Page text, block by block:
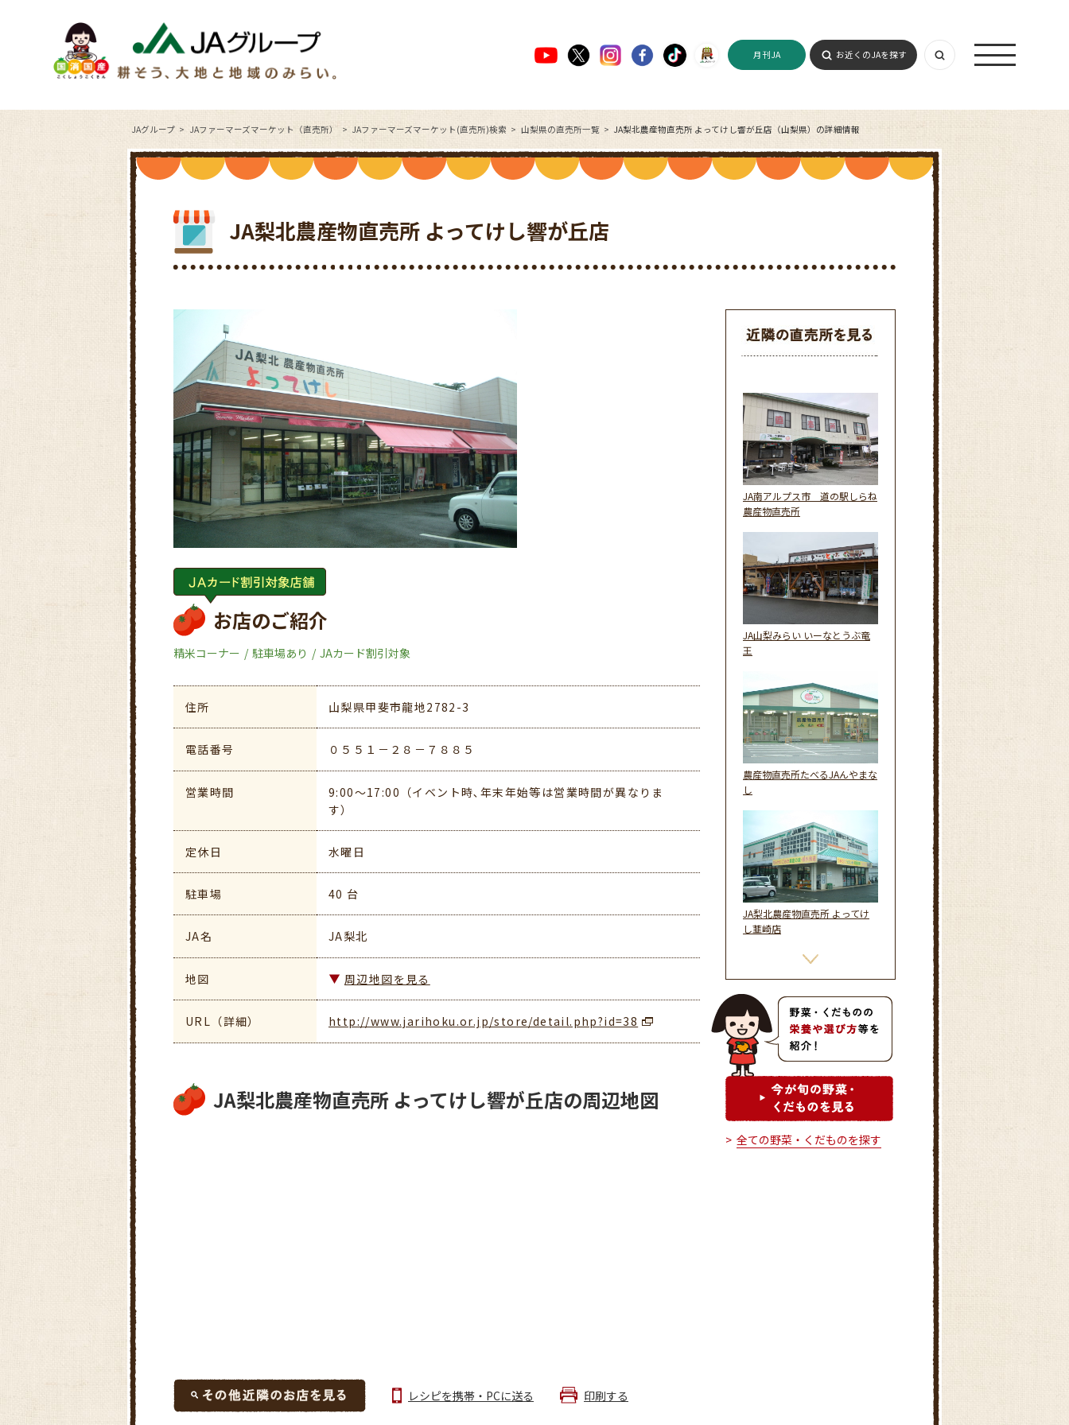
月刊JA お近くのJAを探す
JAグループ JAファーマーズマーケット（直売所） JAファーマーズマーケット(直売所)検索 山梨県の直売所一覧 JA梨北農産物直売所 よってけし響が丘店（山梨県）の詳細情報
JA梨北農産物直売所 よってけし響が丘店
お店のご紹介
精米コーナー 駐車場あり JAカード割引対象
住所 山梨県甲斐市龍地2782-3
電話番号 ０５５１－２８－７８８５
営業時間
9:00～17:00（イベント時､年末年始等は営業時間が異なりま
す）
定休日 水曜日
駐車場 40 台
JA名 JA梨北
地図 周辺地図を見る
URL（詳細） http://www.jarihoku.or.jp/store/detail.php?id=38
JA梨北農産物直売所 よってけし響が丘店の周辺地図
レシピを携帯・PCに送る 印刷する
JA南アルプス市 道の駅しらね
農産物直売所
JA山梨みらい いーなとうぶ竜
王
農産物直売所たべるJAんやまな
し
JA梨北農産物直売所 よってけ
し韮崎店
JA山梨みらい 穫れたてLand山
城
全ての野菜・くだものを探す